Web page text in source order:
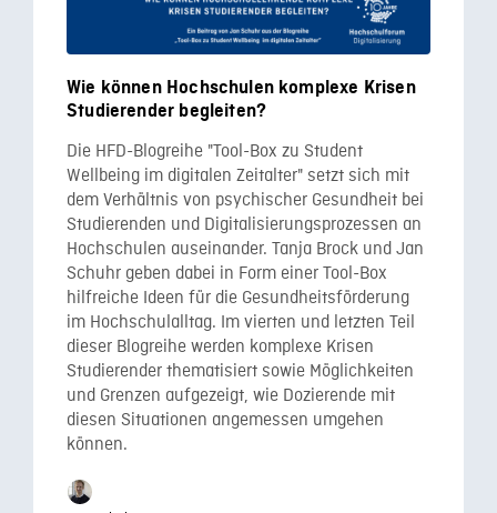
Wie können Hochschulen komplexe Krisen
Studierender begleiten?
Die HFD-Blogreihe "Tool-Box zu Student
Wellbeing im digitalen Zeitalter" setzt sich mit
dem Verhältnis von psychischer Gesundheit bei
Studierenden und Digitalisierungsprozessen an
Hochschulen auseinander. Tanja Brock und Jan
Schuhr geben dabei in Form einer Tool-Box
hilfreiche Ideen für die Gesundheitsförderung
im Hochschulalltag. Im vierten und letzten Teil
dieser Blogreihe werden komplexe Krisen
Studierender thematisiert sowie Möglichkeiten
und Grenzen aufgezeigt, wie Dozierende mit
diesen Situationen angemessen umgehen
können.